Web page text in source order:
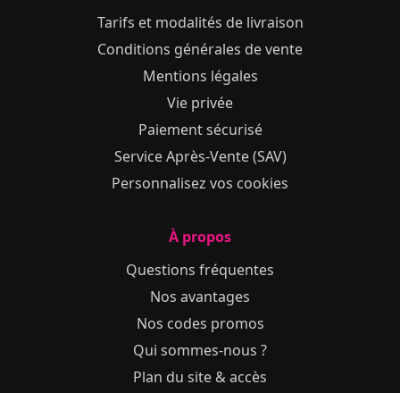
Tarifs et modalités de livraison
Conditions générales de vente
Mentions légales
Vie privée
Paiement sécurisé
Service Après-Vente (SAV)
Personnalisez vos cookies
À propos
Questions fréquentes
Nos avantages
Nos codes promos
Qui sommes-nous ?
Plan du site & accès